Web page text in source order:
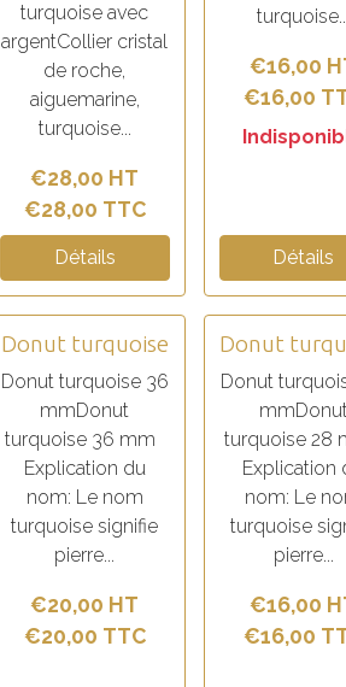
turquoise avec
argentCollier cristal
de roche,
aiguemarine,
turquoise...
€28,00 HT
€28,00 TTC
Détails
€16,00
€16,00
Détails
Donut turquoise
Donut turquoise 36
mmDonut
turquoise 36 mm
Explication du
nom: Le nom
turquoise signifie
pierre...
€20,00 HT
€20,00 TTC
Donut
Donut
turquoise 28
Explication
nom: Le
turquoise
pierre...
€16,00
€16,00